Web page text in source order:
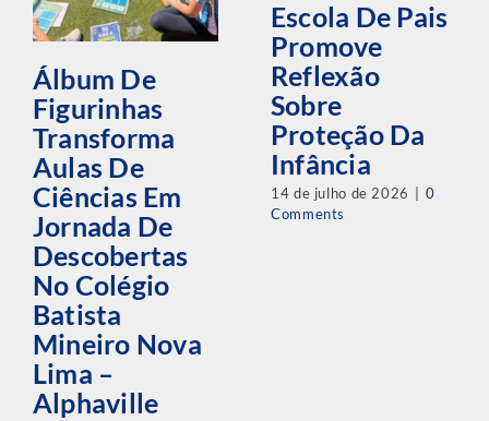
Álbum De
Figurinhas
Transforma
Aulas De
Ciências Em
Jornada De
Descobertas
No Colégio
Batista
Mineiro Nova
Lima –
Alphaville
Escola De Pais
Promove
Reflexão
Sobre
Proteção Da
Infância
14 de julho de 2026
0
Comments